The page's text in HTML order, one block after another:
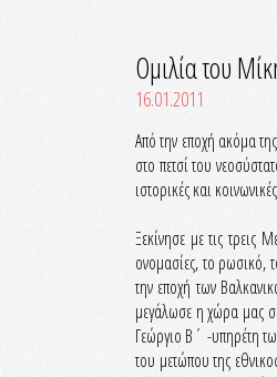
Ομιλία του
16.01.2011
Από την εποχή ακόμα
στο πετσί του
ιστορικές και
Ξεκίνησε με τις τρεις
ονομασίες, το ρωσικό,
την εποχή των
μεγάλωσε η χώρα μας
Γεώργιο Β΄ -υπηρέτη
του μετώπου της